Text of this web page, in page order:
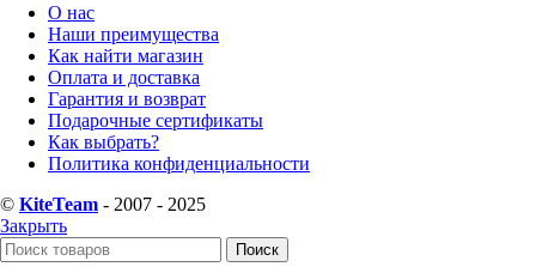
О нас
Наши преимущества
Как найти магазин
Оплата и доставка
Гарантия и возврат
Подарочные сертификаты
Как выбрать?
Политика конфиденциальности
© KiteTeam - 2007 - 2025
Закрыть
Поиск